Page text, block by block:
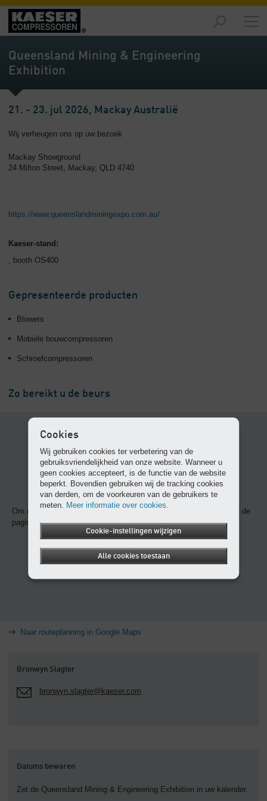
Producten
-
Overzicht
Overzicht
Service
Overzicht
Overzicht
Queensland Mining & Engineering
Exhibition
21. - 23. jul 2026, Mackay Australië
Wij verheugen ons op uw bezoek
Mackay Showground
24 Milton Street, Mackay, QLD 4740
https://www.queenslandminingexpo.com.au/
Kaeser-stand:
, booth OS400
Gepresenteerde producten
Blowers
Mobiele bouwcompressoren
Schroefcompressoren
Zo bereikt u de beurs
Om deze content weer te geven, dient u cookies te accepteren en de
pagina opnieuw te laden.
Naar routeplanning in Google Maps
Bronwyn Slagter
bronwyn.slagter@kaeser.com
Datums bewaren
Zet de Queensland Mining & Engineering Exhibition in uw kalender.
Cookies
Wij gebruiken cookies ter verbetering van de
gebruiksvriendelijkheid van onze website. Wanneer u
geen cookies accepteert, is de functie van de website
beperkt. Bovendien gebruiken wij de tracking cookies
van derden, om de voorkeuren van de gebruikers te
meten. Meer informatie over cookies.
Cookie-instellingen wijzigen
Alle cookies toestaan